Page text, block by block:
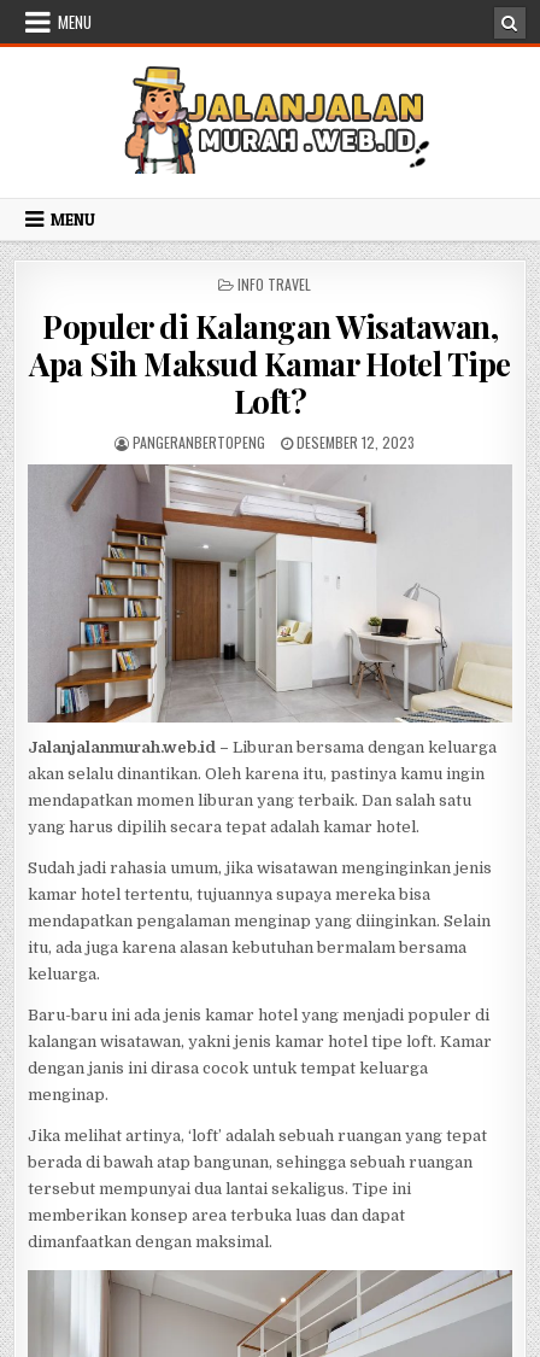
Skip to content
MENU
MENU
POSTED IN
INFO TRAVEL
Populer di Kalangan Wisatawan,
Apa Sih Maksud Kamar Hotel Tipe
Loft?
AUTHOR:
PANGERANBERTOPENG PUBLISHED DATE:
DESEMBER 12, 2023
Jalanjalanmurah.web.id –Liburan bersama dengan keluarga
akan selalu dinantikan. Oleh karena itu, pastinya kamu ingin
mendapatkan momen liburan yang terbaik. Dan salah satu
yang harus dipilih secara tepat adalah kamar hotel.
Sudah jadi rahasia umum, jika wisatawan menginginkan jenis
kamar hotel tertentu, tujuannya supaya mereka bisa
mendapatkan pengalaman menginap yang diinginkan. Selain
itu, ada juga karena alasan kebutuhan bermalam bersama
keluarga.
Baru-baru ini ada jenis kamar hotel yang menjadi populer di
kalangan wisatawan, yakni jenis kamar hotel tipe loft. Kamar
dengan janis ini dirasa cocok untuk tempat keluarga
menginap.
Jika melihat artinya, ‘loft’ adalah sebuah ruangan yang tepat
berada di bawah atap bangunan, sehingga sebuah ruangan
tersebut mempunyai dua lantai sekaligus. Tipe ini
memberikan konsep area terbuka luas dan dapat
dimanfaatkan dengan maksimal.